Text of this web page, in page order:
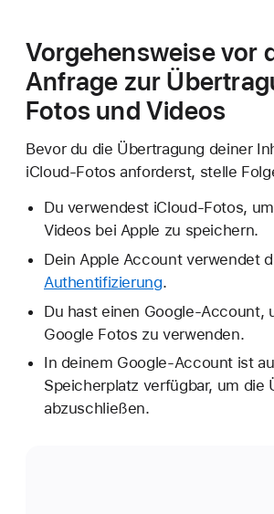
Vorgehensweise vor
Anfrage zur
Fotos und Videos
Bevor du die Übertragung deiner
iCloud-Fotos anforderst, stelle
Du verwendest iCloud-Fotos,
Videos bei Apple zu speichern.
Dein Apple Account verwendet
Authentifizierung.
Du hast einen Google-Account,
Google Fotos zu verwenden.
In deinem Google-Account ist
Speicherplatz verfügbar, um die
abzuschließen.